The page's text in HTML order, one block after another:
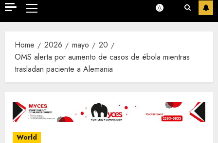
Primary
Menu
Home 2026 mayo
20
OMS alerta por aumento de casos de ébola mientras
trasladan paciente a Alemania
World